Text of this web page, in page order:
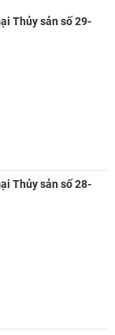
Thủy sản số 29-
Thủy sản số 28-